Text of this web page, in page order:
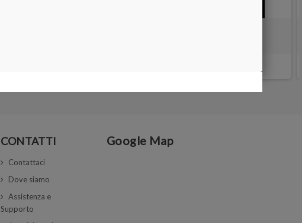
CONTATTI
Contattaci
Dove siamo
Assistenza e
Supporto
Google Map